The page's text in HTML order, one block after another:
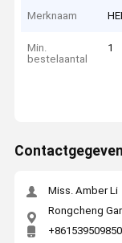
Merknaam
Min.
bestelaantal
1
Miss. Amber Li
Rongcheng